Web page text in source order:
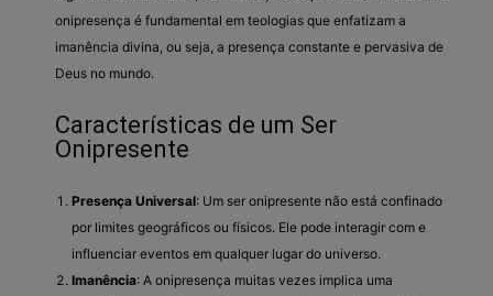
onipresença é fundamental em teologias que enfatizam a
imanência divina, ou seja, a presença constante e pervasiva de
Deus no mundo.
Características de um Ser
Onipresente
Presença Universal: Um ser onipresente não está confinado
por limites geográficos ou físicos. Ele pode interagir com e
influenciar eventos em qualquer lugar do universo.
Imanência: A onipresença muitas vezes implica uma